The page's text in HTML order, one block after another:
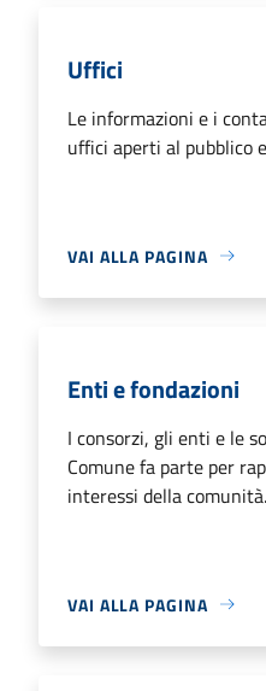
Uffici
Le informazioni e i
uffici aperti al pubblico
VAI ALLA PAGINA
Enti e fondazioni
I consorzi, gli enti e le
Comune fa parte per
interessi della comunità.
VAI ALLA PAGINA